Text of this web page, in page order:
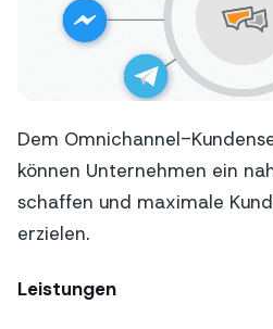
Dem Omnichannel-
können Unternehmen ein
schaffen und maximale
erzielen.
Leistungen